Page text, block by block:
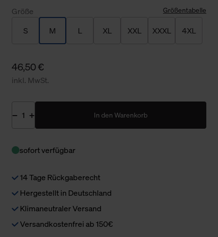
Größe Größentabelle
S M L XL XXL XXXL 4XL
46,50 €
inkl. MwSt.
In den Warenkorb
sofort verfügbar
14 Tage Rückgaberecht
Hergestellt in Deutschland
Klimaneutraler Versand
Versandkostenfrei ab 150€